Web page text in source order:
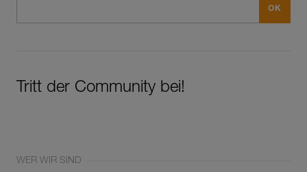
Tritt der Community bei!
WER WIR SIND